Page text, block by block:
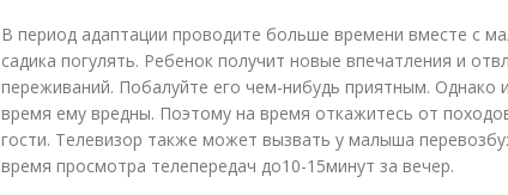
В период адаптации проводите больше времени вместе с
садика погулять. Ребенок получит новые впечатления и
переживаний. Побалуйте его чем-нибудь приятным. Однако
время ему вредны. Поэтому на время откажитесь от
гости. Телевизор также может вызвать у малыша
время просмотра телепередач до10-15минут за вечер.